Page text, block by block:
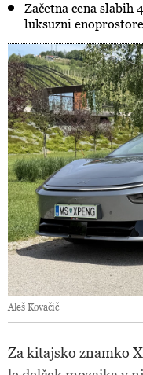
Začetna cena slabih
luksuzni
Aleš Kovačič
Za kitajsko znamko